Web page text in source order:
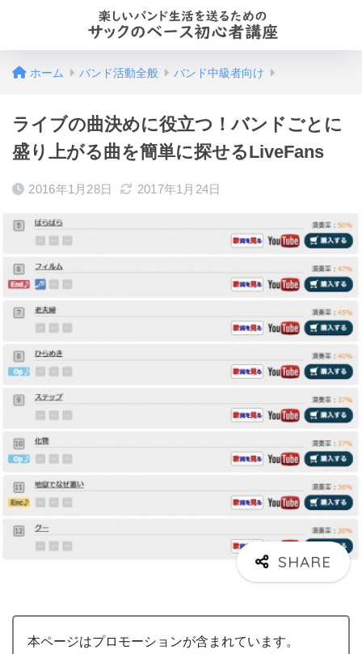
ホーム バンド活動全般 バンド中級者向け
ライブの曲決めに役立つ！バンドごとに
盛り上がる曲を簡単に探せるLiveFans
2016年1月28日 2017年1月24日
本ページはプロモーションが含まれています。